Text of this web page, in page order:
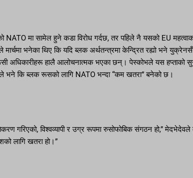
मा सामेल हुने कडा विरोध गर्दछ, तर पहिले नै यसको EU
मार्चमा भनेका थिए कि यदि ब्लक अर्थतन्त्रमा केन्द्रित रह्यो भने
अधिकारीहरू हालै आलोचनात्मक भएका छन्। पेस्कोभले यस हप्ताको
भने कि ब्लक रूसको लागि NATO भन्दा “कम खतरा” बनेको छ।
गरिएको, विश्वव्यापी र उग्र रूपमा रुसोफोबिक संगठन हो,”
लागि खतरा हो।”